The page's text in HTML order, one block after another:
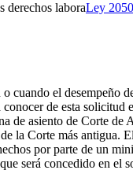
derechos laboraLey
el desempeño
de esta
asiento de Corte de
la Corte más antigua.
por parte de un
será concedido en el